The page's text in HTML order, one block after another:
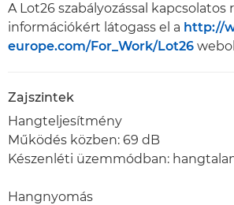
A Lot26 szabályozással kapcsolatos
információkért látogass el a http://
europe.com/For_Work/Lot26
Zajszintek
Hangteljesítmény
Működés közben: 69 dB
Készenléti üzemmódban:
Hangnyomás